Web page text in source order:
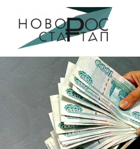
Новорос Стартап